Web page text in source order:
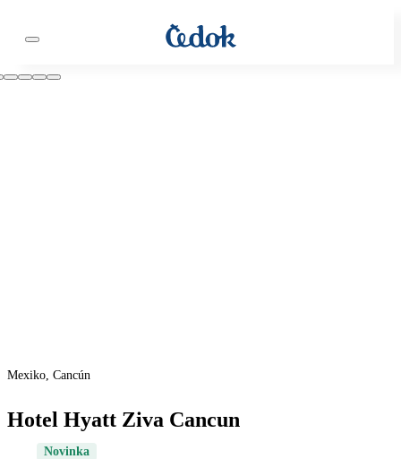
Mexiko, Cancún
Hotel Hyatt Ziva Cancun
Novinka